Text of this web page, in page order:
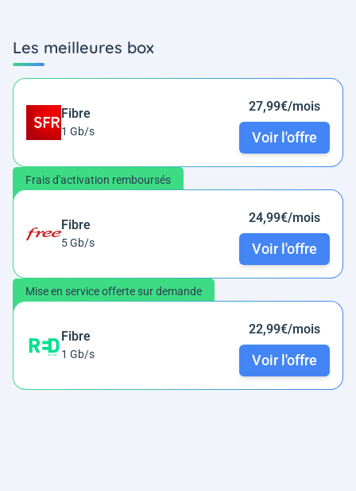
Les meilleures box
Fibre
1 Gb/s
27,99€/mois
Voir l'offre
Frais d'activation remboursés
Fibre
5 Gb/s
24,99€/mois
Voir l'offre
Mise en service offerte sur demande
Fibre
1 Gb/s
22,99€/mois
Voir l'offre